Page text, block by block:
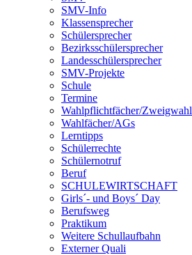
SMV-Info
Klassensprecher
Schülersprecher
Bezirksschülersprecher
Landesschülersprecher
SMV-Projekte
Schule
Termine
Wahlpflichtfächer/Zweigwahl
Wahlfächer/AGs
Lerntipps
Schülerrechte
Schülernotruf
Beruf
SCHULEWIRTSCHAFT
Girls´- und Boys´ Day
Berufsweg
Praktikum
Weitere Schullaufbahn
Externer Quali